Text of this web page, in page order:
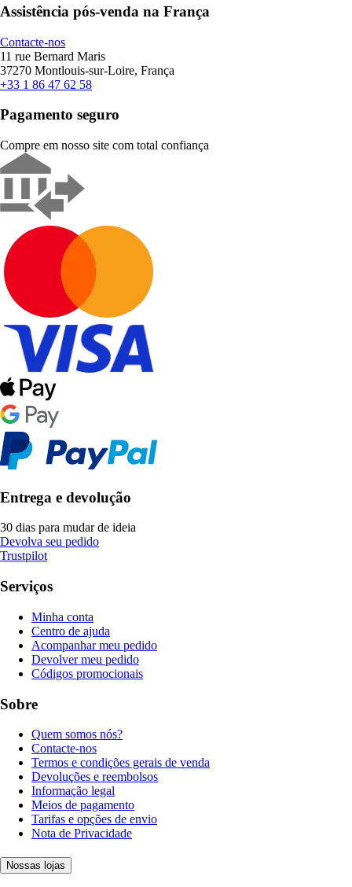
Assistência pós-venda na França
Contacte-nos
11 rue Bernard Maris
37270 Montlouis-sur-Loire, França
+33 1 86 47 62 58
Pagamento seguro
Compre em nosso site com total confiança
Entrega e devolução
30 dias para mudar de ideia
Devolva seu pedido
Trustpilot
Serviços
Minha conta
Centro de ajuda
Acompanhar meu pedido
Devolver meu pedido
Códigos promocionais
Sobre
Quem somos nós?
Contacte-nos
Termos e condições gerais de venda
Devoluções e reembolsos
Informação legal
Meios de pagamento
Tarifas e opções de envio
Nota de Privacidade
Nossas lojas